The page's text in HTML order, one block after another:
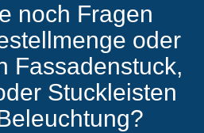
noch Fragen
oder
Fassadenstuck,
Stuckleisten